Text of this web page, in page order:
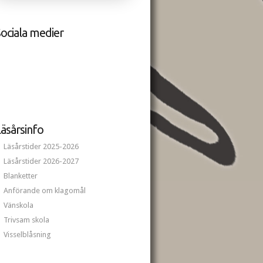
medier
Läsårstider 2025-2026
Läsårstider 2026-2027
Blanketter
Anförande om klagomål
Vänskola
Trivsam skola
Visselblåsning